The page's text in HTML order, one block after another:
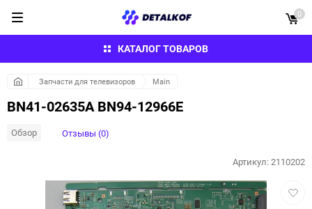
КАТАЛОГ ТОВАРОВ
0
Запчасти для телевизоров Main
BN41-02635A BN94-12966E
Обзор Отзывы (0)
Артикул:2110202